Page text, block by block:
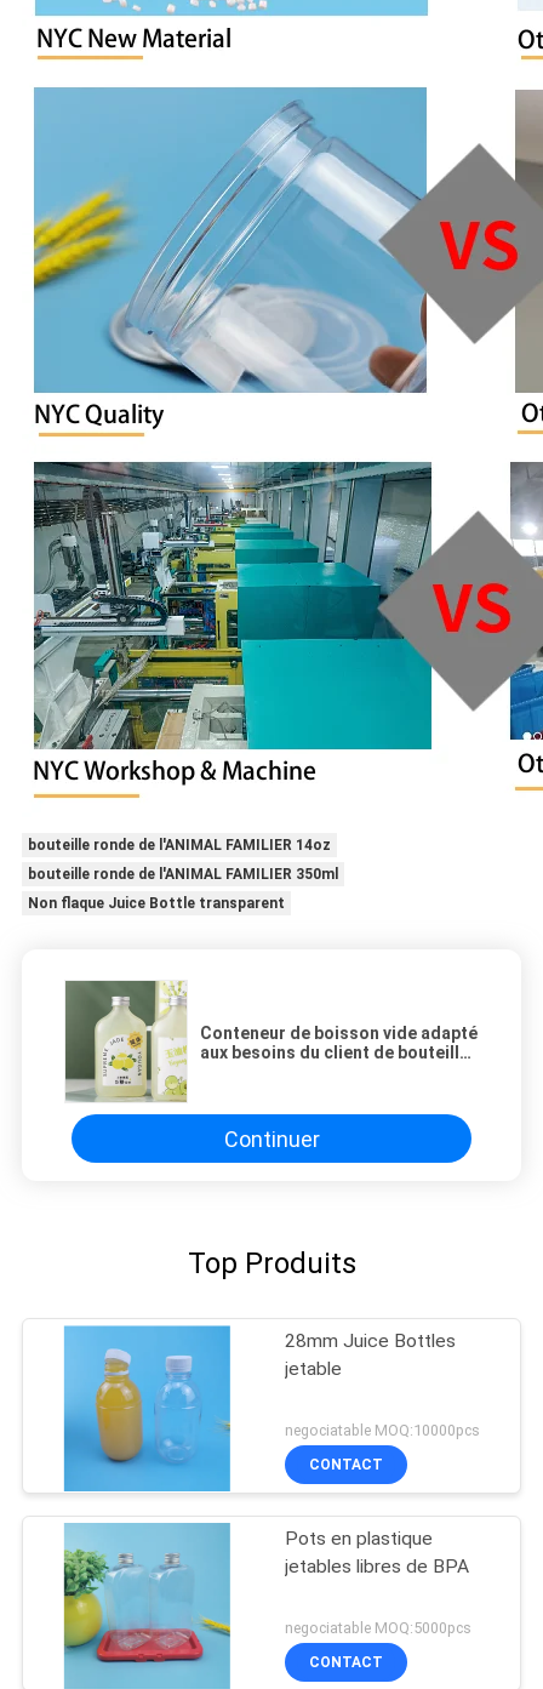
bouteille ronde de l'ANIMAL FAMILIER 14oz
bouteille ronde de l'ANIMAL FAMILIER 350ml
Non flaque Juice Bottle transparent
Conteneur de boisson vide adapté
aux besoins du client de bouteille
couvercle
Continuer
Top Produits
28mm Juice Bottles
jetable
negociatable MOQ:10000pcs
CONTACT
Pots en plastique
jetables libres de BPA
negociatable MOQ:5000pcs
CONTACT